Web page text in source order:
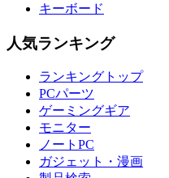
キーボード
人気ランキング
ランキングトップ
PCパーツ
ゲーミングギア
モニター
ノートPC
ガジェット・漫画